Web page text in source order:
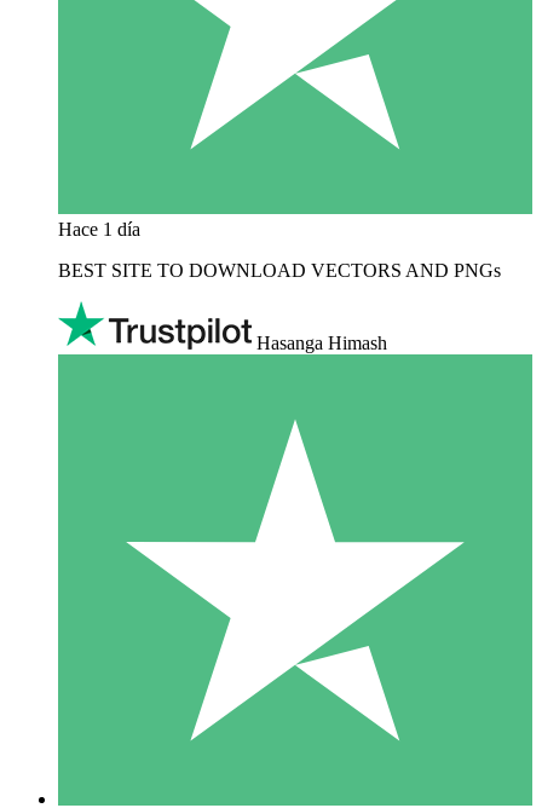
Hace 1 día
BEST SITE TO DOWNLOAD VECTORS AND PNGs
Hasanga Himash